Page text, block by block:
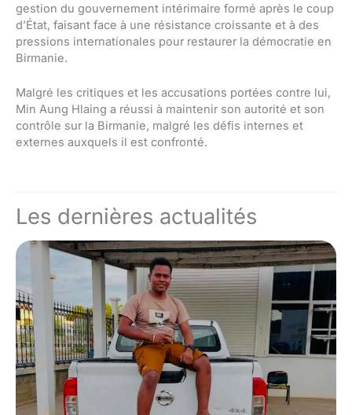
gestion du gouvernement intérimaire formé après le coup
d’État, faisant face à une résistance croissante et à des
pressions internationales pour restaurer la démocratie en
Birmanie.
Malgré les critiques et les accusations portées contre lui,
Min Aung Hlaing a réussi à maintenir son autorité et son
contrôle sur la Birmanie, malgré les défis internes et
externes auxquels il est confronté.
Les dernières actualités